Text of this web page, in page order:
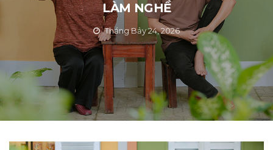
LÀM NGHỀ
Tháng Bảy 24, 2026